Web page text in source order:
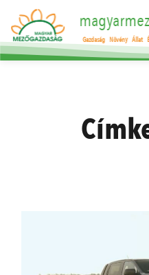
Gazdaság Növény Állat